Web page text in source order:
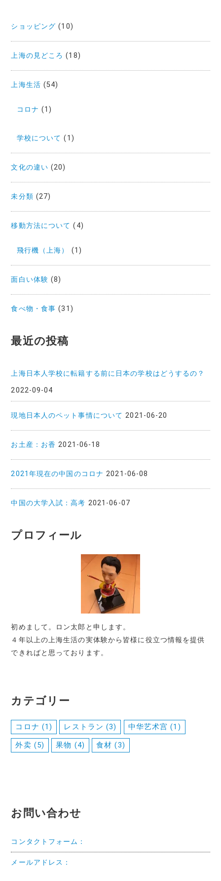
ショッピング (10)
上海の見どころ (18)
上海生活 (54)
コロナ (1)
学校について (1)
文化の違い (20)
未分類 (27)
移動方法について (4)
飛行機（上海） (1)
面白い体験 (8)
食べ物・食事 (31)
最近の投稿
上海日本人学校に転籍する前に日本の学校はどうするの？
2022-09-04
現地日本人のペット事情について 2021-06-20
お土産：お香 2021-06-18
2021年現在の中国のコロナ 2021-06-08
中国の大学入試：高考 2021-06-07
プロフィール
初めまして。ロン太郎と申します。
４年以上の上海生活の実体験から皆様に役立つ情報を提供
できればと思っております。
カテゴリー
コロナ (1) レストラン (3) 中华艺术宫 (1)
外卖 (5) 果物 (4) 食材 (3)
お問い合わせ
コンタクトフォーム：
メールアドレス：